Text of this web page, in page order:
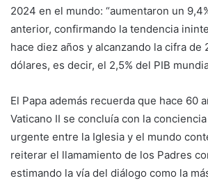
2024 en el mundo: “aumentaron un
anterior, confirmando la tendencia
hace diez años y alcanzando la cifra de
dólares, es decir, el 2,5% del PIB
El Papa además recuerda que hace 60
Vaticano II se concluía con la
urgente entre la Iglesia y el mundo
reiterar el llamamiento de los Padres
estimando la vía del diálogo como la